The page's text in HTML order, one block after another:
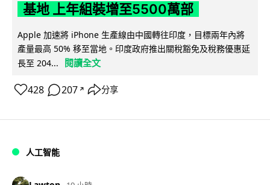
基地 上年組裝增至5500萬部
Apple 加速將 iPhone 生產線由中國轉往印度，目標兩年內將
產量最高 50% 移至當地。印度政府推出關稅豁免及稅務優惠延
長至 204...
閱讀全文
428 207 ↗ 分享
人工智能